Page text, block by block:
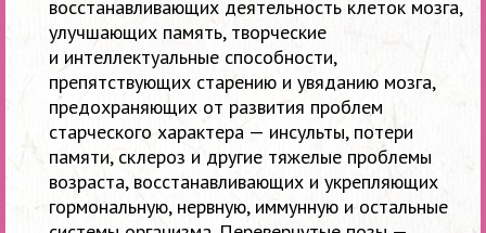
восстанавливающих деятельность клеток мозга,
улучшающих память, творческие
и интеллектуальные способности,
препятствующих старению и увяданию мозга,
предохраняющих от развития проблем
старческого характера — инсульты, потери
памяти, склероз и другие тяжелые проблемы
возраста, восстанавливающих и укрепляющих
гормональную, нервную, иммунную и остальные